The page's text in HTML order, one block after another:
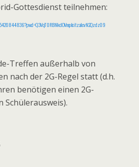
Gottesdienst teilnehmen:
Treffen außerhalb von
nach der 2G-Regel statt (d.h.
benötigen einen 2G-
Schülerausweis).